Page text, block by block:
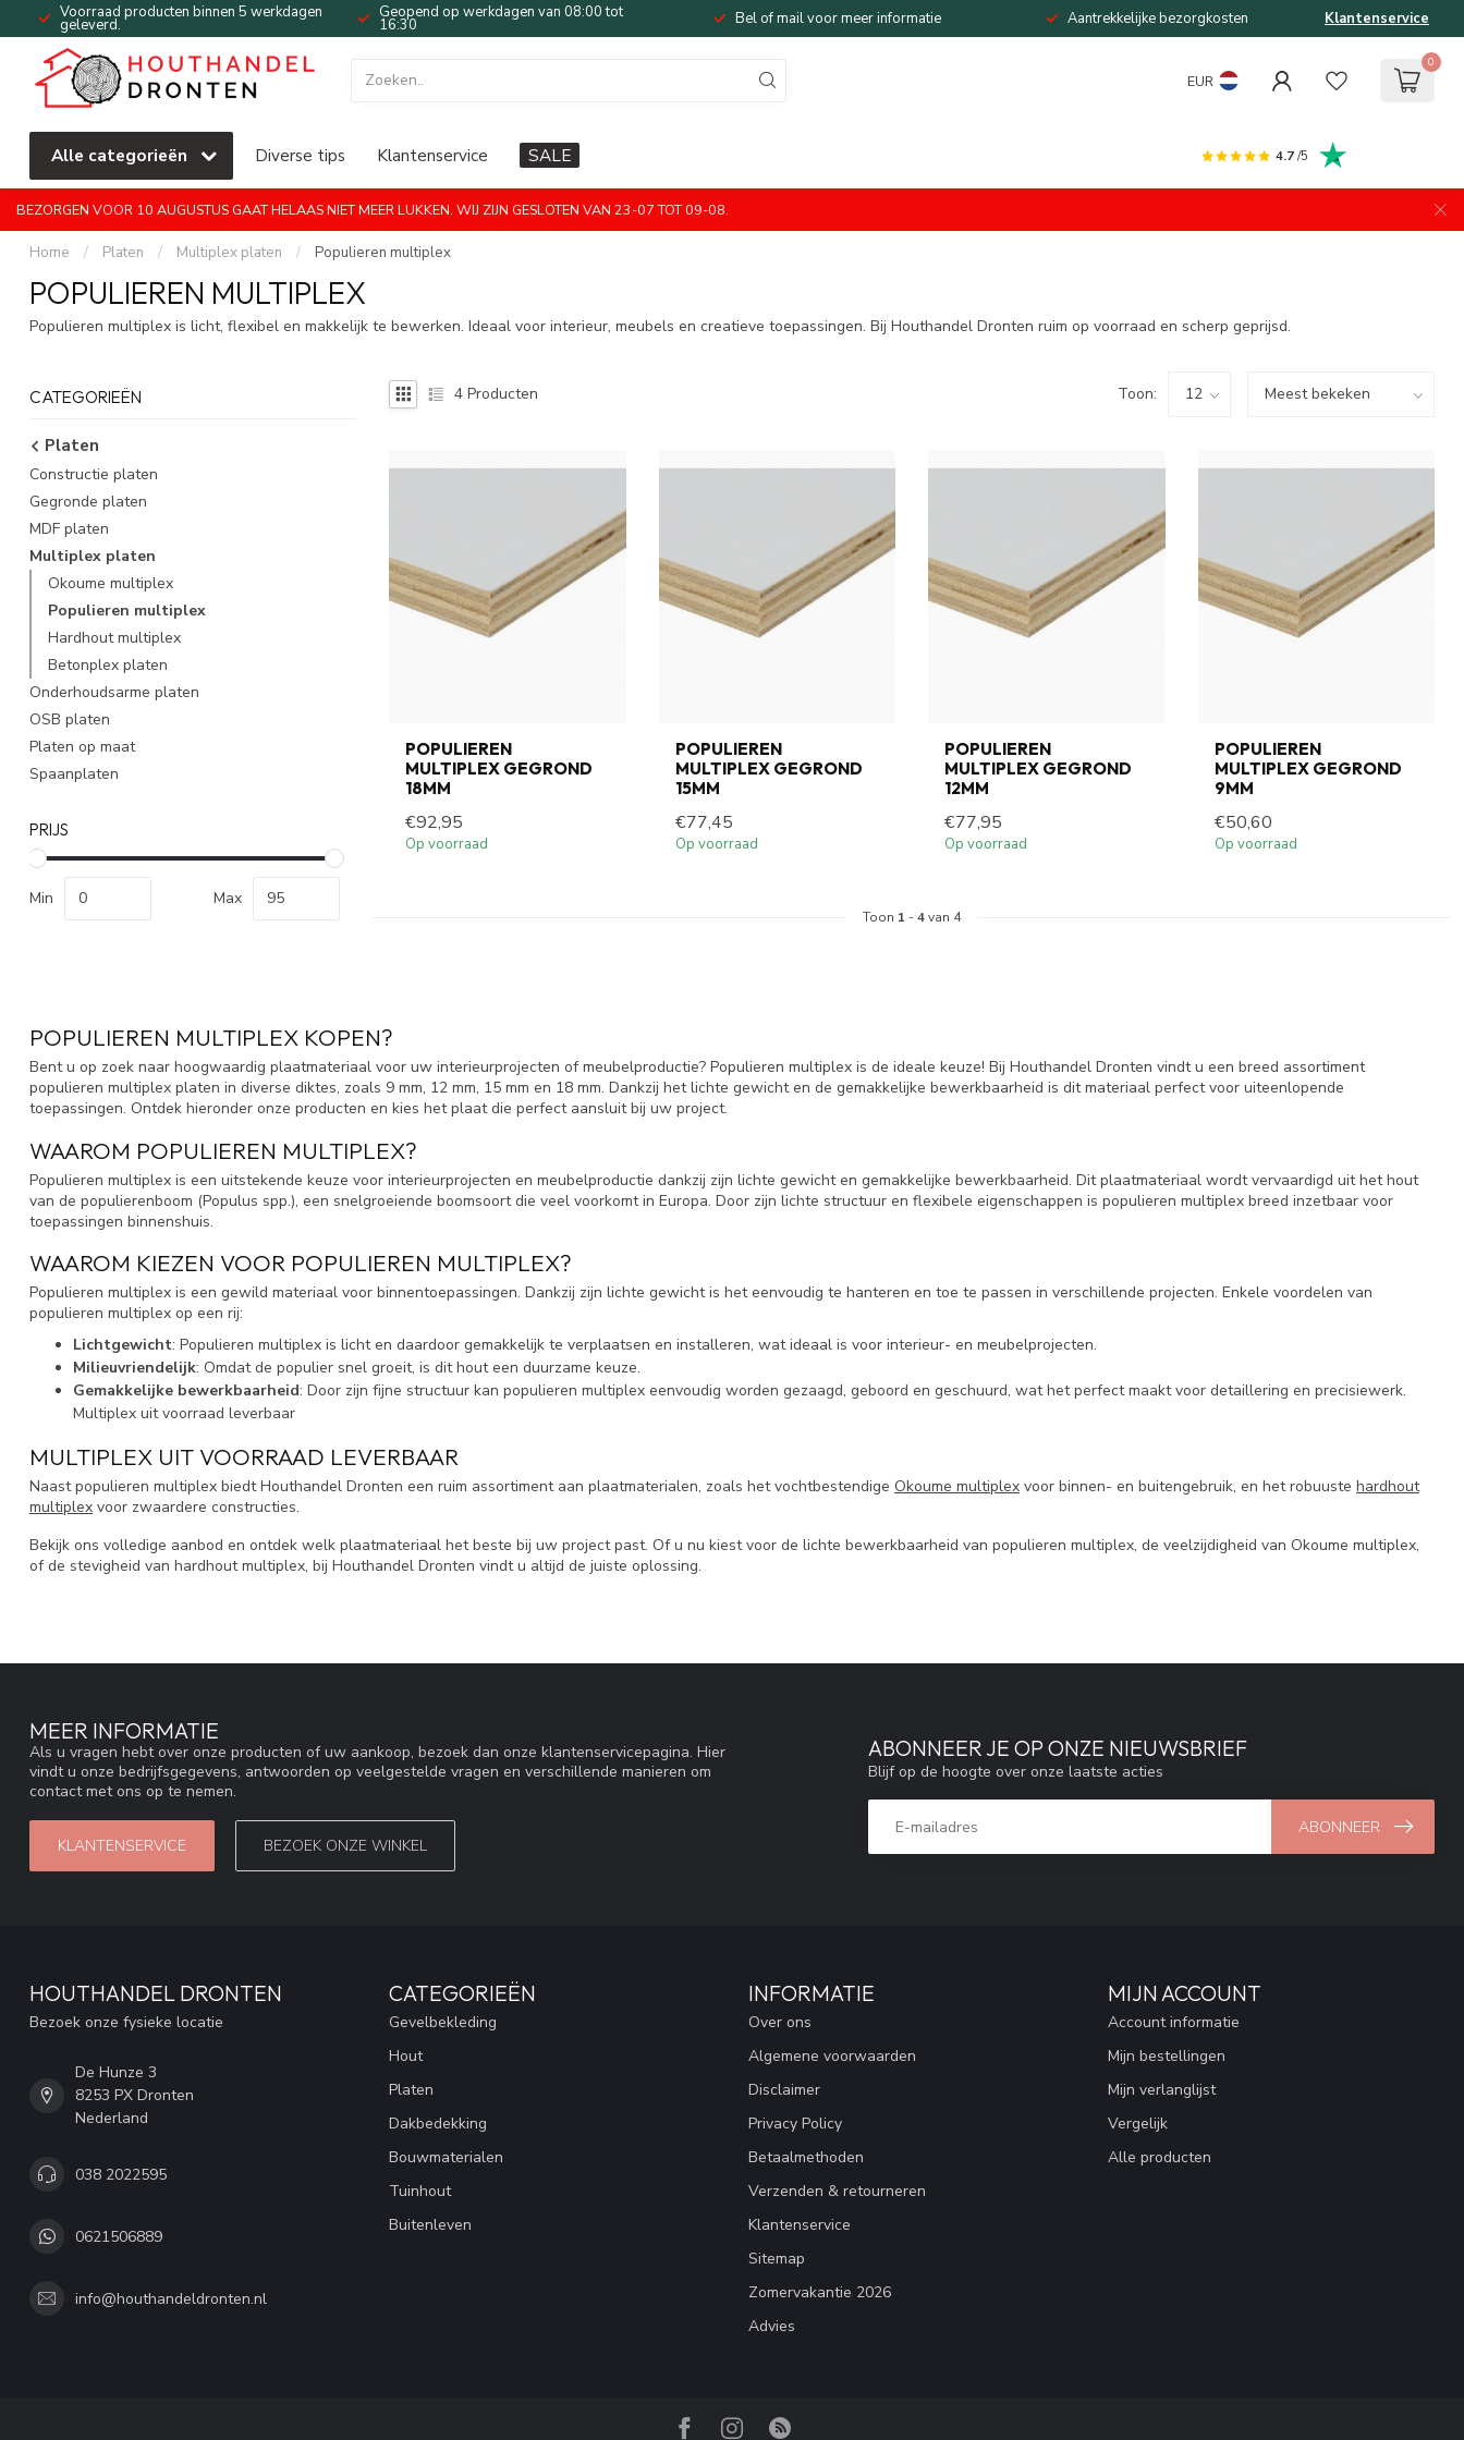
Voorraad producten binnen 5 werkdagen
geleverd.
Geopend op werkdagen van 08:00 tot
16:30 Bel of mail voor meer informatie Aantrekkelijke bezorgkosten Klantenservice
EUR
0
Alle categorieën Diverse tips Klantenservice SALE 4.7/5
BEZORGEN VOOR 10 AUGUSTUS GAAT HELAAS NIET MEER LUKKEN. WIJ ZIJN GESLOTEN VAN 23-07 TOT 09-08.
Home / Platen / Multiplex platen / Populieren multiplex
POPULIEREN MULTIPLEX
Populieren multiplex is licht, flexibel en makkelijk te bewerken. Ideaal voor interieur, meubels en creatieve toepassingen. Bij Houthandel Dronten ruim op voorraad en scherp geprijsd.
CATEGORIEËN
Platen
Constructie platen
Gegronde platen
MDF platen
Multiplex platen
Okoume multiplex
Populieren multiplex
Hardhout multiplex
Betonplex platen
Onderhoudsarme platen
OSB platen
Platen op maat
Spaanplaten
PRIJS
Min Max
4 Producten Toon:
POPULIEREN
MULTIPLEX GEGROND
18MM
€92,95
Op voorraad
POPULIEREN
MULTIPLEX GEGROND
15MM
€77,45
Op voorraad
POPULIEREN
MULTIPLEX GEGROND
12MM
€77,95
Op voorraad
POPULIEREN
MULTIPLEX GEGROND
9MM
€50,60
Op voorraad
Toon 1 -4van 4
POPULIEREN MULTIPLEX KOPEN?
Bent u op zoek naar hoogwaardig plaatmateriaal voor uw interieurprojecten of meubelproductie? Populieren multiplex is de ideale keuze! Bij Houthandel Dronten vindt u een breed assortiment
populieren multiplex platen in diverse diktes, zoals 9 mm, 12 mm, 15 mm en 18 mm. Dankzij het lichte gewicht en de gemakkelijke bewerkbaarheid is dit materiaal perfect voor uiteenlopende
toepassingen. Ontdek hieronder onze producten en kies het plaat die perfect aansluit bij uw project.
WAAROM POPULIEREN MULTIPLEX?
Populieren multiplex is een uitstekende keuze voor interieurprojecten en meubelproductie dankzij zijn lichte gewicht en gemakkelijke bewerkbaarheid. Dit plaatmateriaal wordt vervaardigd uit het hout
van de populierenboom (Populus spp.), een snelgroeiende boomsoort die veel voorkomt in Europa. Door zijn lichte structuur en flexibele eigenschappen is populieren multiplex breed inzetbaar voor
toepassingen binnenshuis.
WAAROM KIEZEN VOOR POPULIEREN MULTIPLEX?
Populieren multiplex is een gewild materiaal voor binnentoepassingen. Dankzij zijn lichte gewicht is het eenvoudig te hanteren en toe te passen in verschillende projecten. Enkele voordelen van
populieren multiplex op een rij:
Lichtgewicht: Populieren multiplex is licht en daardoor gemakkelijk te verplaatsen en installeren, wat ideaal is voor interieur- en meubelprojecten.
Milieuvriendelijk: Omdat de populier snel groeit, is dit hout een duurzame keuze.
Gemakkelijke bewerkbaarheid: Door zijn fijne structuur kan populieren multiplex eenvoudig worden gezaagd, geboord en geschuurd, wat het perfect maakt voor detaillering en precisiewerk.
Multiplex uit voorraad leverbaar
MULTIPLEX UIT VOORRAAD LEVERBAAR
Naast populieren multiplex biedt Houthandel Dronten een ruim assortiment aan plaatmaterialen, zoals het vochtbestendige Okoume multiplex voor binnen- en buitengebruik, en het robuuste hardhout
multiplex voor zwaardere constructies.
Bekijk ons volledige aanbod en ontdek welk plaatmateriaal het beste bij uw project past. Of u nu kiest voor de lichte bewerkbaarheid van populieren multiplex, de veelzijdigheid van Okoume multiplex,
of de stevigheid van hardhout multiplex, bij Houthandel Dronten vindt u altijd de juiste oplossing.
MEER INFORMATIE
Als u vragen hebt over onze producten of uw aankoop, bezoek dan onze klantenservicepagina. Hier
vindt u onze bedrijfsgegevens, antwoorden op veelgestelde vragen en verschillende manieren om
contact met ons op te nemen.
KLANTENSERVICE BEZOEK ONZE WINKEL
ABONNEER JE OP ONZE NIEUWSBRIEF
Blijf op de hoogte over onze laatste acties
ABONNEER
HOUTHANDEL DRONTEN
Bezoek onze fysieke locatie
De Hunze 3
8253 PX Dronten
Nederland
038 2022595
0621506889
info@houthandeldronten.nl
CATEGORIEËN
Gevelbekleding
Hout
Platen
Dakbedekking
Bouwmaterialen
Tuinhout
Buitenleven
INFORMATIE
Over ons
Algemene voorwaarden
Disclaimer
Privacy Policy
Betaalmethoden
Verzenden & retourneren
Klantenservice
Sitemap
Zomervakantie 2026
Advies
MIJN ACCOUNT
Account informatie
Mijn bestellingen
Mijn verlanglijst
Vergelijk
Alle producten